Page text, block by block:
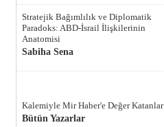
Stratejik Bağımlılık ve Diplomatik
Paradoks: ABD-İsrail İlişkilerinin
Anatomisi
Sabiha Sena
Kalemiyle Mir Haber'e Değer Katanlar
Bütün Yazarlar